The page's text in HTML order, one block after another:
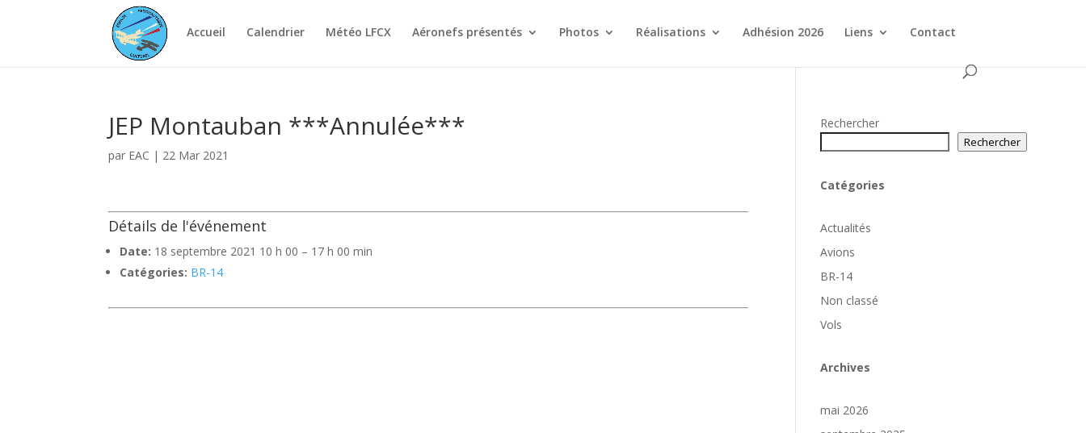
Accueil Calendrier Météo LFCX Aéronefs présentés Photos Réalisations Adhésion 2026 Liens Contact
JEP Montauban ***Annulée***
par EAC | 22 Mar 2021
Détails de l'événement
Date: 18 septembre 2021 10 h 00 – 17 h 00 min
Catégories: BR-14
Rechercher
Rechercher
Catégories
Actualités
Avions
BR-14
Non classé
Vols
Archives
mai 2026